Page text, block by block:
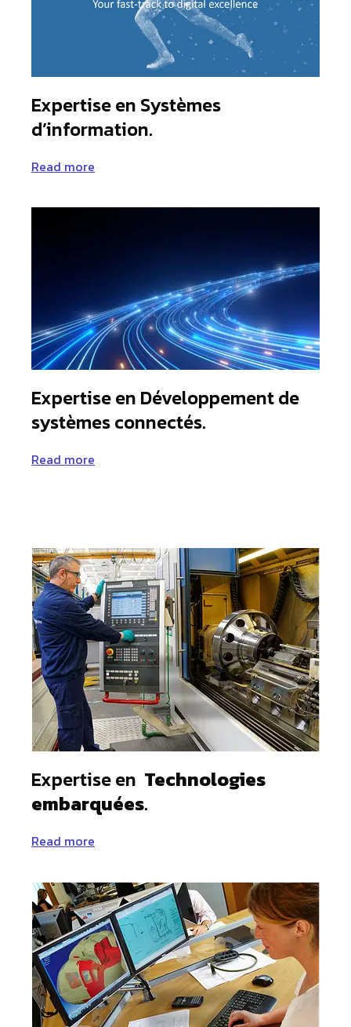
Expertise en Systèmes
d’information.
Read more
Expertise en Développement de
systèmes connectés.
Read more
Expertise en Technologies
embarquées.
Read more